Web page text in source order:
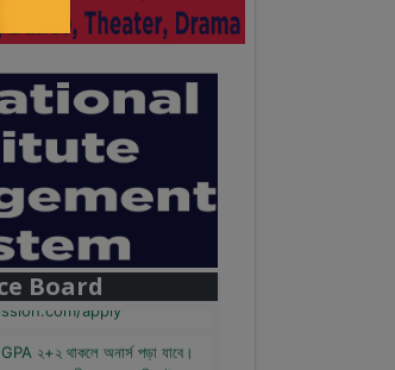
Board
ইউনিভার্সিটিতে অনার্স পড়ার সুযোগ।
৪ বছরে মোট খরচ ২ লক্ষ থেকে ৫ লক্ষ
apply
নৃত্যকলা, সংগীত, ফ্যাশন ডিজাইন।